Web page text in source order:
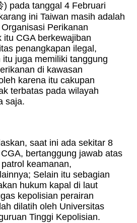
) pada tanggal 4 Februari
ini Taiwan masih adalah
Perikanan
itu CGA berkewajiban
penangkapan ilegal,
juga memiliki tanggung
di kawasan
karena itu cakupan
terbatas pada wilayah
saja.
saat ini ada sekitar 8
bertanggung jawab atas
keamanan,
Selain itu sebagian
hukum kapal di laut
kepolisian perairan
dilatih oleh Universitas
Tinggi Kepolisian.